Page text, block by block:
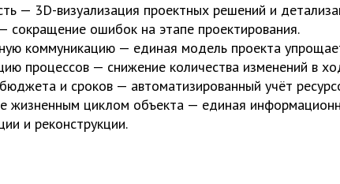
— 3D-визуализация проектных решений и
сокращение ошибок на этапе проектирования.
коммуникацию — единая модель проекта
процессов — снижение количества изменений в
и сроков — автоматизированный учёт
жизненным циклом объекта — единая
и реконструкции.